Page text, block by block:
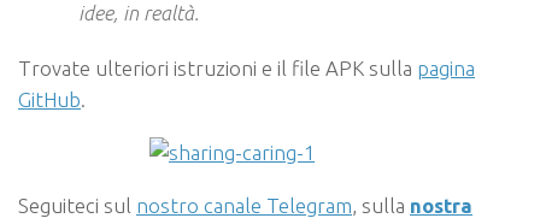
idee, in realtà.
Trovate ulteriori istruzioni e il file APK sulla pagina
GitHub.
Seguiteci sul nostro canale Telegram, sulla nostra